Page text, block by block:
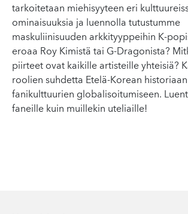
tarkoitetaan miehisyyteen eri
ominaisuuksia ja luennolla tutustumme
maskuliinisuuden arkkityyppeihin K-
eroaa Roy Kimistä tai G-Dragonista?
piirteet ovat kaikille artisteille yhteisiä?
roolien suhdetta Etelä-Korean
fanikulttuurien globalisoitumiseen.
faneille kuin muillekin uteliaille!